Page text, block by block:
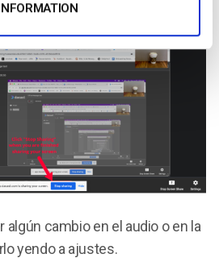
algún cambio en el audio o en la
yendo a ajustes.